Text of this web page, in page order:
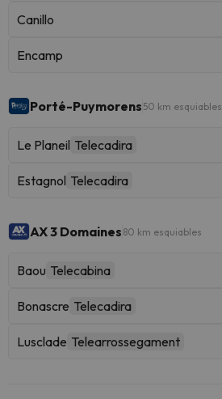
Canillo
Encamp
Porté-Puymorens 50 km esquiables
Le Planeil Telecadira
Estagnol Telecadira
AX 3 Domaines 80 km esquiables
Baou Telecabina
Bonascre Telecadira
Lusclade Telearrossegament